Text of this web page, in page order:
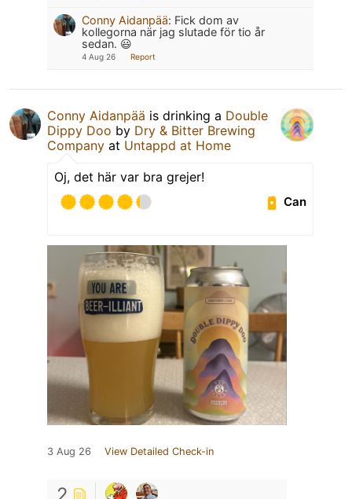
Conny Aidanpää: Fick dom av
kollegorna när jag slutade för tio år
sedan. 😃
4 Aug 26 Report
Conny Aidanpää is drinking a Double
Dippy Doo by Dry & Bitter Brewing
Company at Untappd at Home
Oj, det här var bra grejer!
Can
3 Aug 26 View Detailed Check-in
2